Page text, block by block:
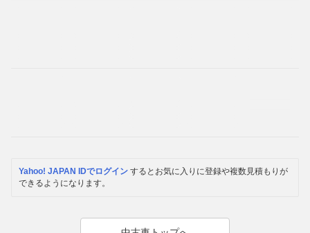
Yahoo! JAPAN IDでログイン するとお気に入りに登録や複数見積もりが
できるようになります。